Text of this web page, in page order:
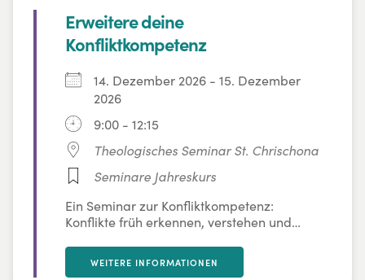
Erweitere deine
Konfliktkompetenz
14. Dezember 2026 - 15. Dezember
2026
9:00 - 12:15
Theologisches Seminar St. Chrischona
Seminare Jahreskurs
Ein Seminar zur Konfliktkompetenz:
Konflikte früh erkennen, verstehen und
Modellen und Übungen lernen
Teilnehmende, Spannungen als Chance für
WEITERE INFORMATIONEN